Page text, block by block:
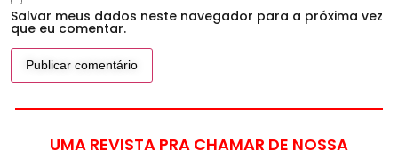
Salvar meus dados neste navegador para a próxima vez
que eu comentar.
UMA REVISTA PRA CHAMAR DE NOSSA